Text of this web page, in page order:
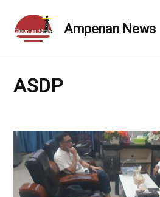
content
Ampenan News
ASDP